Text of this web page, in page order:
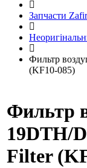
Запчасти
Фильтр
(KF10-085)
Фильтр
19DTH/
Filter